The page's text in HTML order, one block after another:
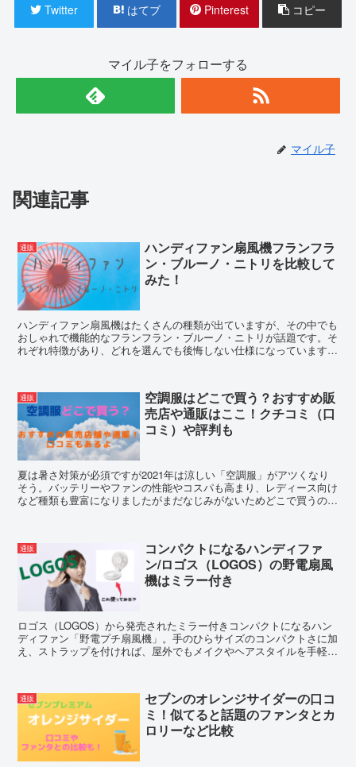
Twitter はてブ Pinterest コピー
マイル子をフォローする
マイル子
関連記事
通販
ハンディファン扇風機フランフラ
ン・ブルーノ・ニトリを比較して
みた！
ハンディファン扇風機はたくさんの種類が出ていますが、その中でも
おしゃれで機能的なフランフラン・ブルーノ・ニトリが話題です。そ
れぞれ特徴があり、どれを選んでも後悔しない仕様になっています。
通販
空調服はどこで買う？おすすめ販
売店や通販はここ！クチコミ（口
コミ）や評判も
夏は暑さ対策が必須ですが2021年は涼しい「空調服」がアツくなり
そう。バッテリーやファンの性能やコスパも高まり、レディース向け
など種類も豊富になりましたがまだなじみがないためどこで買うのが
通販
コンパクトになるハンディファ
ン/ロゴス（LOGOS）の野電扇風
機はミラー付き
ロゴス（LOGOS）から発売されたミラー付きコンパクトになるハン
ディファン「野電プチ扇風機」。手のひらサイズのコンパクトさに加
え、ストラップを付ければ、屋外でもメイクやヘアスタイルを手軽に
通販
セブンのオレンジサイダーの口コ
ミ！似てると話題のファンタとカ
ロリーなど比較